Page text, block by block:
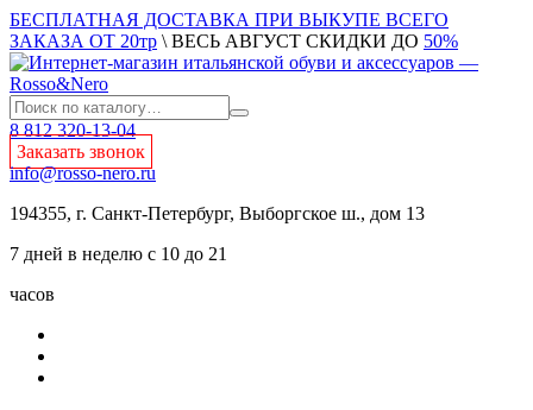
БЕСПЛАТНАЯ ДОСТАВКА ПРИ ВЫКУПЕ ВСЕГО
ЗАКАЗА ОТ 20тр \ ВЕСЬ АВГУСТ СКИДКИ ДО 50%
8 812 320-13-04
Заказать звонок
info@rosso-nero.ru
194355, г. Санкт-Петербург, Выборгское ш., дом 13
7 дней в неделю с 10 до 21
часов